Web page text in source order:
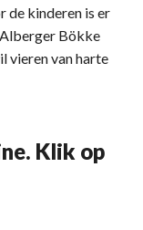
de kinderen is er
Alberger Bökke
vieren van harte
Klik op